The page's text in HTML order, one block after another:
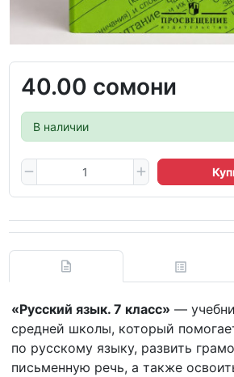
40.00 сомони
В наличии
«Русский язык. 7 класс» —
средней школы, который
по русскому языку, развить
письменную речь, а также